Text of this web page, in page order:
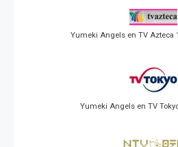
Yumeki Angels en TV Azteca
Yumeki Angels en TV